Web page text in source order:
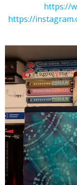
https://
https://